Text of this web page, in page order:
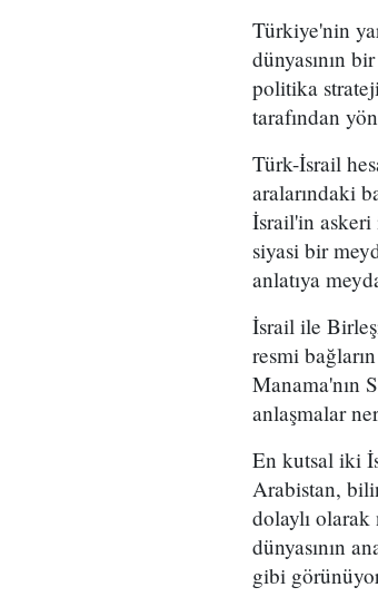
Türkiye'nin
dünyasının
politika
tarafından
Türk-İsrail
aralarındaki
İsrail'in askeri
siyasi bir
anlatıya
İsrail ile
resmi
Manama'nın
anlaşmalar
En kutsal iki
Arabistan,
dolaylı olarak
dünyasının
gibi